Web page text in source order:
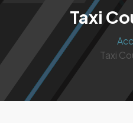
Taxi
Taxi